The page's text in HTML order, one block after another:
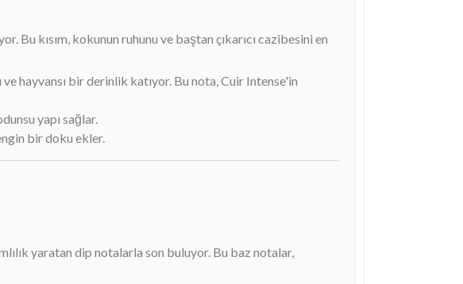
Bu kısım, kokunun ruhunu ve baştan çıkarıcı cazibesini en
hayvansı bir derinlik katıyor. Bu nota, Cuir Intense'in
yapı sağlar.
bir doku ekler.
yaratan dip notalarla son buluyor. Bu baz notalar,